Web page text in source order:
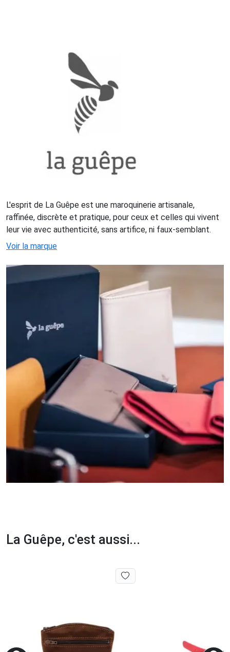
L'esprit de La Guêpe est une maroquinerie artisanale,
raffinée, discrète et pratique, pour ceux et celles qui vivent
leur vie avec authenticité, sans artifice, ni faux-semblant.
Voir la marque
La Guêpe, c'est aussi...